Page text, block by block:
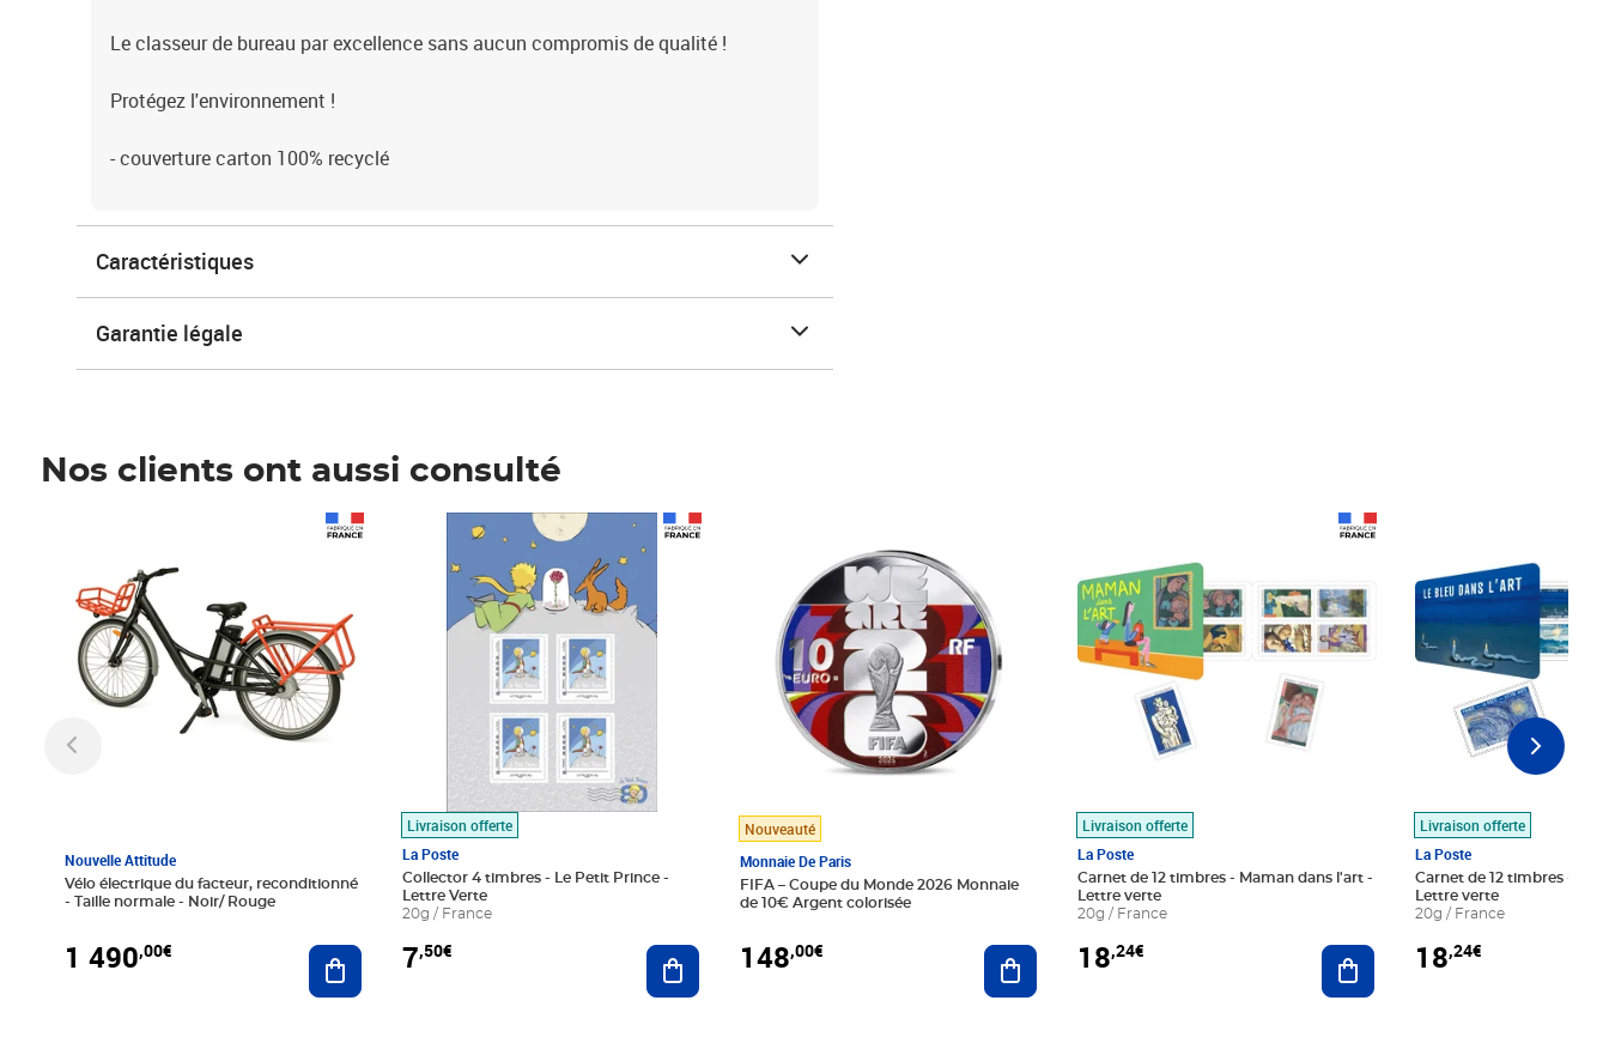
Le classeur de bureau par excellence sans aucun compromis de qualité !
Protégez l'environnement !
- couverture carton 100% recyclé
Caractéristiques
Garantie légale
Nos clients ont aussi consulté
Nouvelle Attitude
Vélo électrique du facteur, reconditionné
- Taille normale - Noir/ Rouge
1 490,00€ Ajouter au panier
Livraison offerte
La Poste
Collector 4 timbres - Le Petit Prince -
Lettre Verte
20g / France
7,50€
Prix 7,50€
Ajouter au panier
Nouveauté
Monnaie De Paris
FIFA – Coupe du Monde 2026 Monnaie
de 10€ Argent colorisée
148,00€ Ajouter au panier
Livraison offerte
La Poste
Carnet de 12 timbres - Maman dans l'art -
Lettre verte
20g / France
18,24€ Ajouter au panier
Livraison offerte
La Poste
Carnet de 12 timbres - Le
Lettre verte
20g / France
18,24€